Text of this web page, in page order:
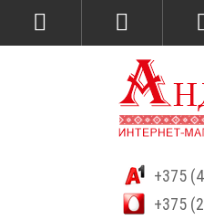
+375
+375